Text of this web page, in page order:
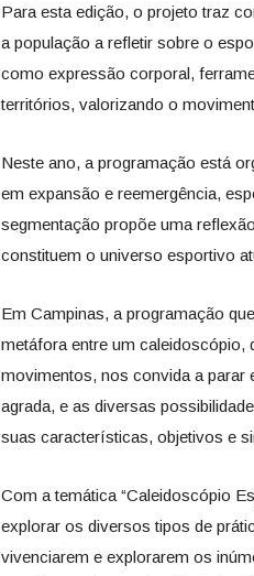
Para esta edição, o projeto traz
a população a refletir sobre o
como expressão corporal,
territórios, valorizando o
Neste ano, a programação está
em expansão e reemergência,
segmentação propõe uma
constituem o universo esportivo
Em Campinas, a programação
metáfora entre um caleidoscópio,
movimentos, nos convida a parar
agrada, e as diversas
suas características, objetivos e
Com a temática “Caleidoscópio
explorar os diversos tipos de
vivenciarem e explorarem os